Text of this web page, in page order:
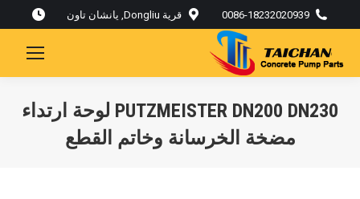
0086-18232020939 قرية Dongliu, يانشان تاون
PUTZMEISTER DN200 DN230 لوحة ارتداء
مضخة الخرسانة وخاتم القطع